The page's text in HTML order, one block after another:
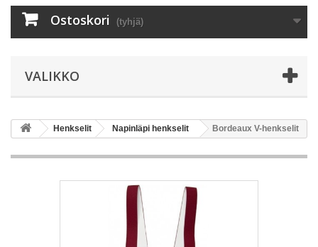
Ostoskori (tyhjä)
VALIKKO
Henkselit Napinläpi henkselit Bordeaux V-henkselit